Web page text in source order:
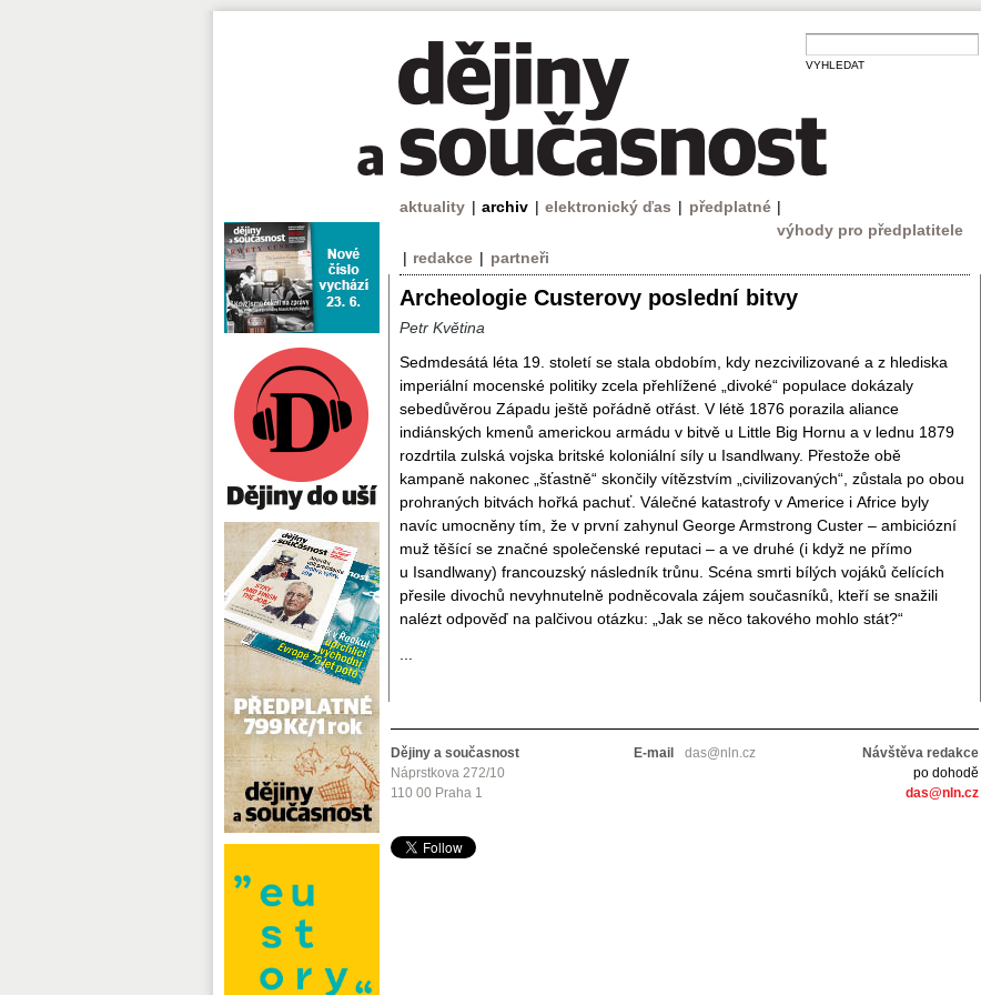
aktuality | archiv | elektronický ďas | předplatné |
výhody pro předplatitele
| redakce | partneři
VYHLEDAT
Archeologie Custerovy poslední bitvy
Petr Květina
Sedmdesátá léta 19. století se stala obdobím, kdy nezcivilizované a z hlediska
imperiální mocenské politiky zcela přehlížené „divoké“ populace dokázaly
sebedůvěrou Západu ještě pořádně otřást. V létě 1876 porazila aliance
indiánských kmenů americkou armádu v bitvě u Little Big Hornu a v lednu 1879
rozdrtila zulská vojska britské koloniální síly u Isandlwany. Přestože obě
kampaně nakonec „šťastně“ skončily vítězstvím „civilizovaných“, zůstala po obou
prohraných bitvách hořká pachuť. Válečné katastrofy v Americe i Africe byly
navíc umocněny tím, že v první zahynul George Armstrong Custer – ambiciózní
muž těšící se značné společenské reputaci – a ve druhé (i když ne přímo
u Isandlwany) francouzský následník trůnu. Scéna smrti bílých vojáků čelících
přesile divochů nevyhnutelně podněcovala zájem současníků, kteří se snažili
nalézt odpověď na palčivou otázku: „Jak se něco takového mohlo stát?“
Dějiny a současnost
Náprstkova 272/10
110 00 Praha 1
E-mail das@nln.cz
Návštěva redakce
po dohodě
das@nln.cz